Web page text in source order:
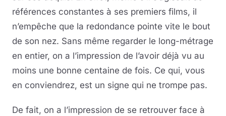
références constantes à ses premiers films, il
n’empêche que la redondance pointe vite le bout
de son nez. Sans même regarder le long-métrage
en entier, on a l’impression de l’avoir déjà vu au
moins une bonne centaine de fois. Ce qui, vous
en conviendrez, est un signe qui ne trompe pas.
De fait, on a l’impression de se retrouver face à